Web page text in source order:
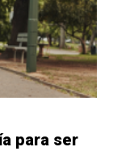
para ser